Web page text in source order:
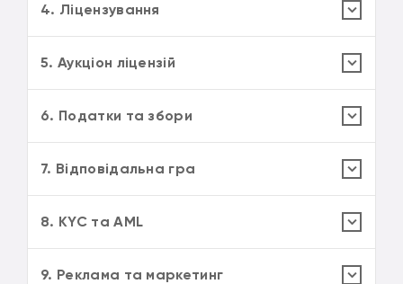
4. Ліцензування
5. Аукціон ліцензій
6. Податки та збори
7. Відповідальна гра
8. KYC та AML
9. Реклама та маркетинг